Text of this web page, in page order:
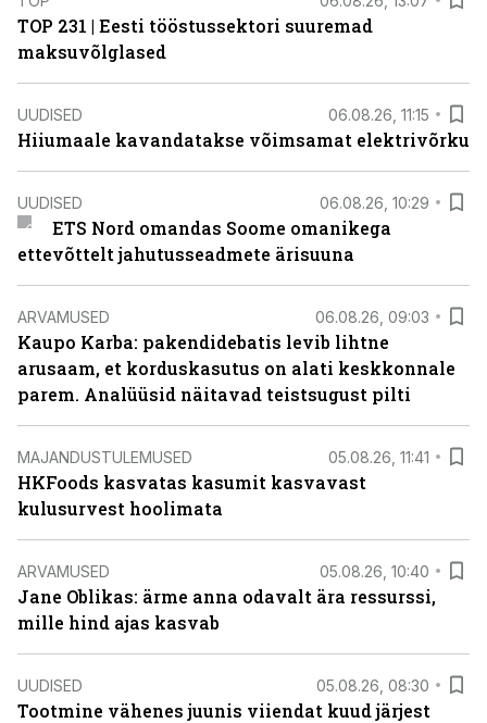
TOP 231 | Eesti tööstussektori suuremad
maksuvõlglased
UUDISED 06.08.26, 11:15
Hiiumaale kavandatakse võimsamat elektrivõrku
UUDISED 06.08.26, 10:29
ETS Nord omandas Soome omanikega
ettevõttelt jahutusseadmete ärisuuna
ARVAMUSED 06.08.26, 09:03
Kaupo Karba: pakendidebatis levib lihtne
arusaam, et korduskasutus on alati keskkonnale
parem. Analüüsid näitavad teistsugust pilti
MAJANDUSTULEMUSED 05.08.26, 11:41
HKFoods kasvatas kasumit kasvavast
kulusurvest hoolimata
ARVAMUSED 05.08.26, 10:40
Jane Oblikas: ärme anna odavalt ära ressurssi,
mille hind ajas kasvab
UUDISED 05.08.26, 08:30
Tootmine vähenes juunis viiendat kuud järjest